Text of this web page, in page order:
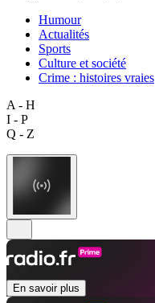
Humour
Actualités
Sports
Culture et société
Crime : histoires vraies
A - H
I - P
Q - Z
En savoir plus